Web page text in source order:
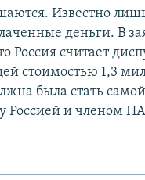
Известно
деньги. В
Россия считает
стоимостью 1,3
была стать
Россией и членом